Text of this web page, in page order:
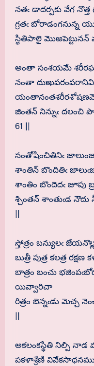
నతఁ డాదర్పకు వేగ
గ్రతఁ బోరాడంగనున్న
స్థితిపాలై మొఱపెట్టునన్
అంతా సంశయమే
నంతా
జింతన్ నిన్నుఁ దలంచి
61 ||
సంతోషించితినిఁ
శాంతిన్ బొందితిఁ
శాంతిం బొందెదఁ జూపు
శ్చింతన్ శాంతుఁడ నౌదు
స్తోత్రం బన్యులఁ
బుత్రీ పుత్ర కలత్ర
బాత్రం బంచు
యివ్వారిచా
రిత్రం బెన్నఁడు మెచ్చ
అకలంకస్థితి నిల్పి
పకళాశ్రేణి